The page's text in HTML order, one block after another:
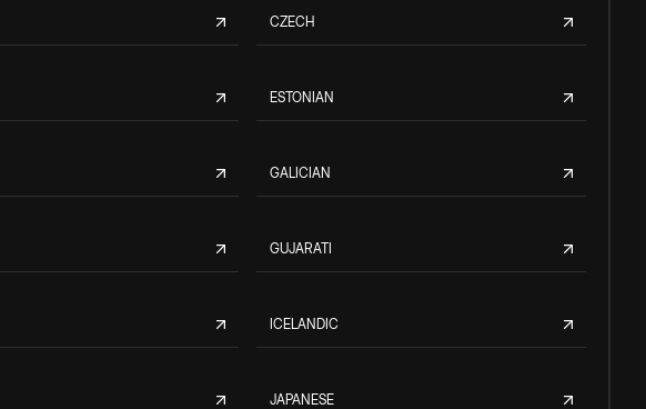
CZECH
ESTONIAN
GALICIAN
GUJARATI
ICELANDIC
JAPANESE